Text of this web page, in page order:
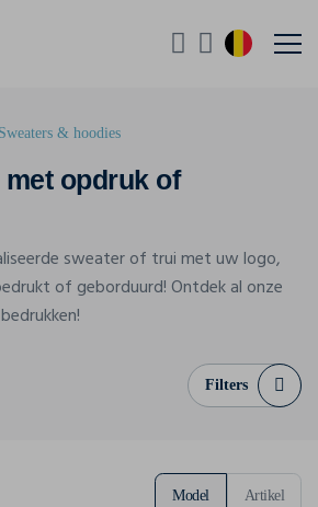
opdruk of
Sweaters & hoodies
sweater of trui met uw logo,
of geborduurd! Ontdek al onze
Filters
Model Artikel